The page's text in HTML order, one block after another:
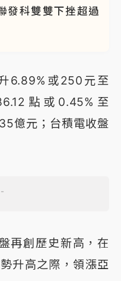
發科雙雙下挫超過
6.89%或250元至
點或0.45%至
億元；台積電收盤
再創歷史新高，在
升高之際，領漲亞